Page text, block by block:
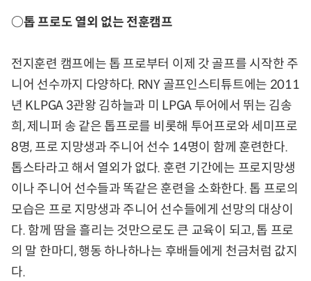
○톱 프로도 열외 없는 전훈캠프
전지훈련 캠프에는 톱 프로부터 이제 갓 골프를 시작한 주
니어 선수까지 다양하다. RNY 골프인스티튜트에는 2011
년 KLPGA 3관왕 김하늘과 미 LPGA 투어에서 뛰는 김송
희, 제니퍼 송 같은 톱프로를 비롯해 투어프로와 세미프로
8명, 프로 지망생과 주니어 선수 14명이 함께 훈련한다.
톱스타라고 해서 열외가 없다. 훈련 기간에는 프로지망생
이나 주니어 선수들과 똑같은 훈련을 소화한다. 톱 프로의
모습은 프로 지망생과 주니어 선수들에게 선망의 대상이
다. 함께 땀을 흘리는 것만으로도 큰 교육이 되고, 톱 프로
의 말 한마디, 행동 하나하나는 후배들에게 천금처럼 값지
다.